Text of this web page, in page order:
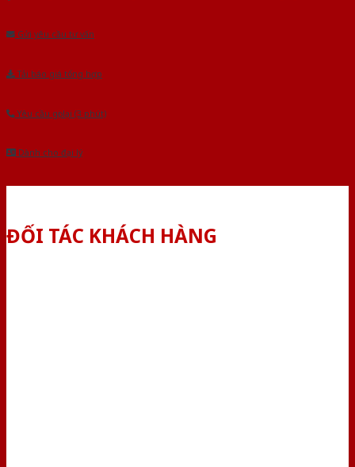
Gửi yêu cầu tư vấn
Tải báo giá tổng hợp
Yêu cầu gọi lại (3 phút)
Dành cho đại lý
ĐỐI TÁC KHÁCH HÀNG